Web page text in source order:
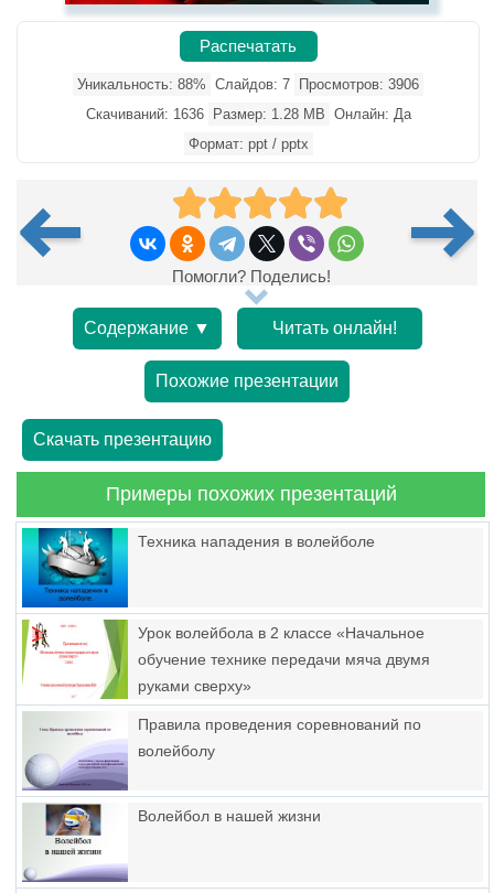
Распечатать
Уникальность: 88% Слайдов: 7
Просмотров: 3906
Скачиваний: 1636
Размер: 1.28 MB Онлайн: Да
Формат: ppt / pptx
Помогли? Поделись!
Содержание ▼ Читать онлайн!
Похожие презентации
Скачать презентацию
Примеры похожих презентаций
Техника нападения в волейболе
Урок волейбола в 2 классе «Начальное
обучение технике передачи мяча двумя
руками сверху»
Правила проведения соревнований по
волейболу
Волейбол в нашей жизни